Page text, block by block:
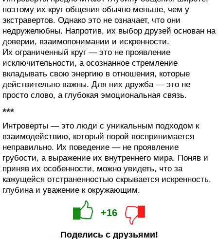
поэтому их круг общения обычно меньше, чем у
экстравертов. Однако это не означает, что они
недружелюбны. Напротив, их выбор друзей основан на
доверии, взаимопонимании и искренности.
Их ограниченный круг — это не проявление
исключительности, а осознанное стремление
вкладывать свою энергию в отношения, которые
действительно важны. Для них дружба — это не
просто слово, а глубокая эмоциональная связь.
***
Интроверты — это люди с уникальным подходом к
взаимодействию, который порой воспринимается
неправильно. Их поведение — не проявление
грубости, а выражение их внутреннего мира. Поняв и
приняв их особенности, можно увидеть, что за
кажущейся отстраненностью скрывается искренность,
глубина и уважение к окружающим.
+16
Поделись с друзьями!